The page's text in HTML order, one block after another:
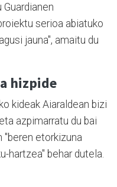
serioa abiatuko
jauna", amaitu du
hizpide
kideak Aiaraldean bizi
azpimarratu du bai
"beren etorkizuna
hartzea" behar dutela.